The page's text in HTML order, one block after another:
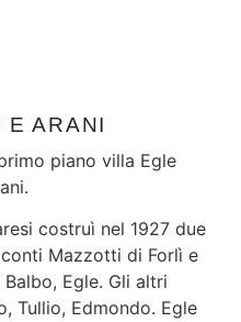
E ARANI
piano villa Egle
costruì nel 1927 due
Mazzotti di Forlì e
Egle. Gli altri
Tullio, Edmondo. Egle